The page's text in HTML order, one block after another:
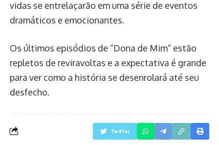
vidas se entrelaçarão em uma série de eventos
dramáticos e emocionantes.
Os últimos episódios de “Dona de Mim” estão
repletos de reviravoltas e a expectativa é grande
para ver como a história se desenrolará até seu
desfecho.
Twitter